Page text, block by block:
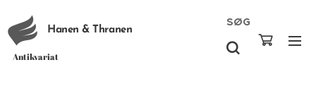
Hanen & Thranen
Antikvariat
SØG